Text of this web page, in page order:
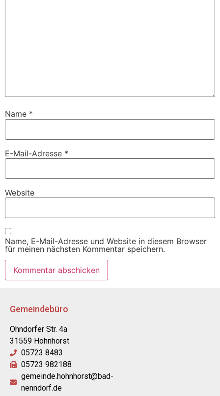
Name *
E-Mail-Adresse *
Website
Name, E-Mail-Adresse und Website in diesem Browser
für meinen nächsten Kommentar speichern.
Gemeindebüro
Ohndorfer Str. 4a
31559 Hohnhorst
05723 8483
05723 982188
gemeinde.hohnhorst@bad-
nenndorf.de